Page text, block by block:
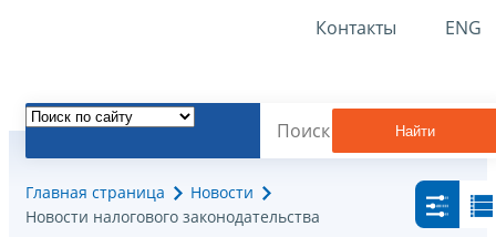
Контакты ENG
Найти
Главная страница
Новости
Новости налогового законодательства